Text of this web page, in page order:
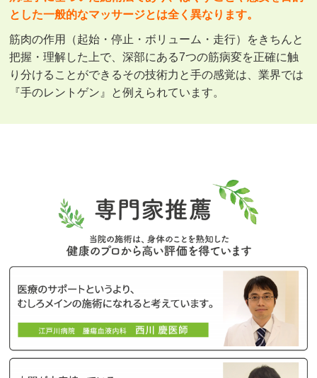
とした一般的なマッサージとは全く異なります。
筋肉の作用（起始・停止・ボリューム・走行）をきちんと
把握・理解した上で、深部にある7つの筋病変を正確に触
り分けることができるその技術力と手の感覚は、業界では
『手のレントゲン』と例えられています。